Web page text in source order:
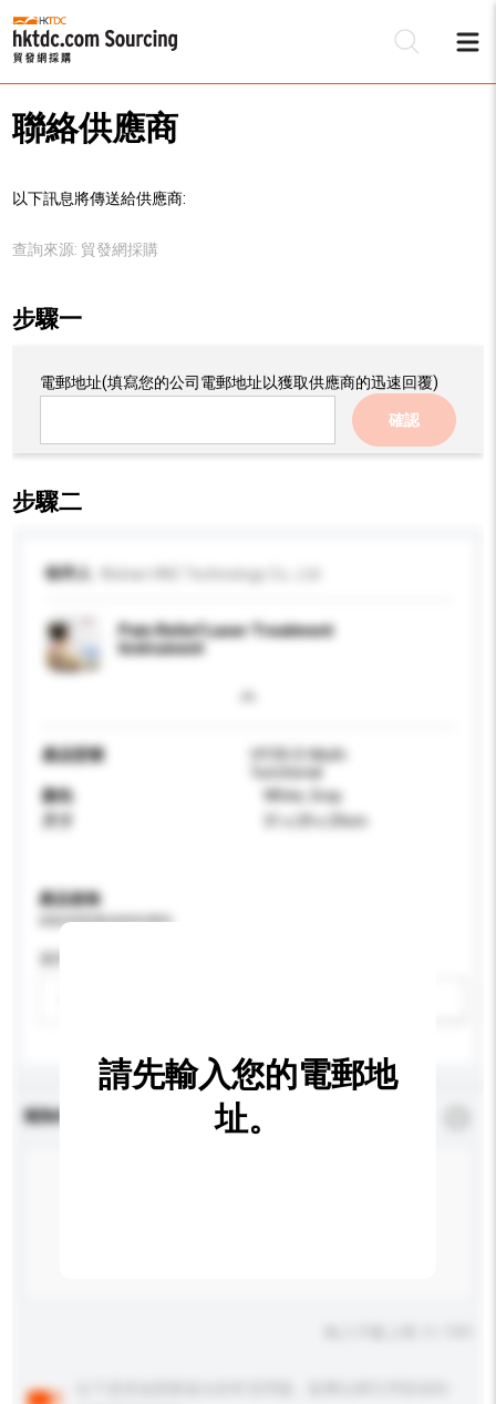
聯絡供應商
以下訊息將傳送給供應商:
查詢來源: 貿發網採購
步驟一
電郵地址(填寫您的公司電郵地址以獲取供應商的迅速回覆)
確認
步驟二
收件人
Pain Relief Laser Treatment
Instrument
產品型號
HY30-D-Multi-
functional
顏色
White, Gray
31 x 29 x 29cm
產品規格
請提供您對產品的特定要求。
查詢內容
請先輸入您的電郵地
址。